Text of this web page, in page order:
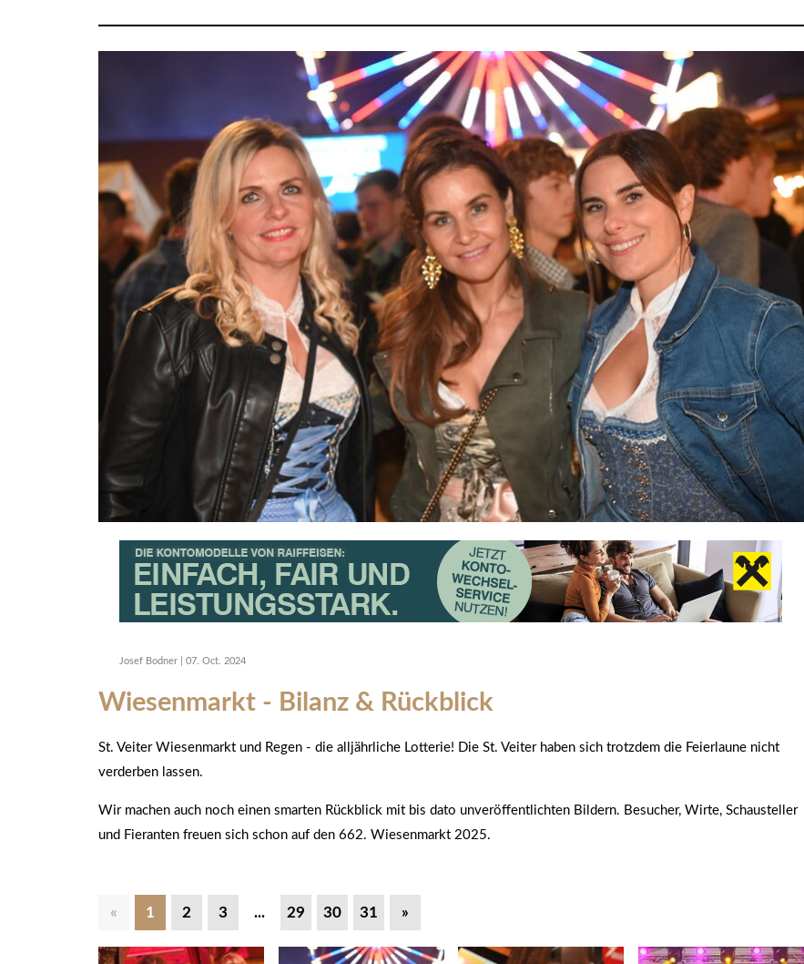
Josef Bodner 07. Oct. 2024
Wiesenmarkt - Bilanz & Rückblick
St. Veiter Wiesenmarkt und Regen - die alljährliche Lotterie! Die St. Veiter haben sich trotzdem die Feierlaune nicht
verderben lassen.
Wir machen auch noch einen smarten Rückblick mit bis dato unveröffentlichten Bildern. Besucher, Wirte, Schausteller
und Fieranten freuen sich schon auf den 662. Wiesenmarkt 2025.
« 1 2 3 ... 29 30 31 »